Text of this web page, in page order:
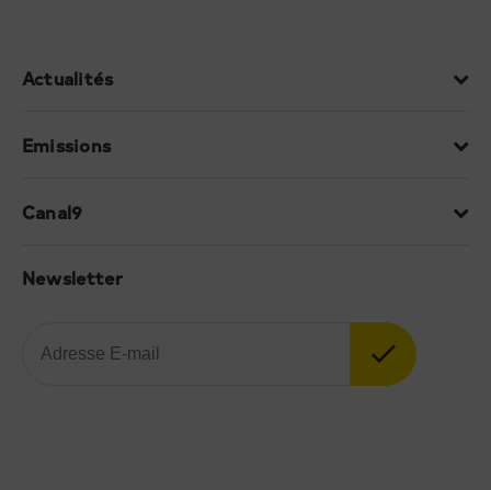
Actualités
Emissions
Canal9
Newsletter